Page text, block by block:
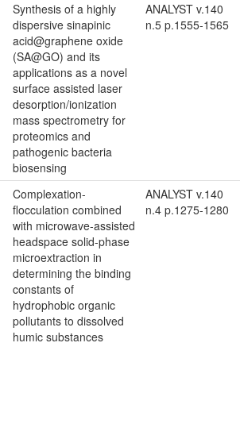
Synthesis of a highly
dispersive sinapinic
acid@graphene oxide
(SA@GO) and its
applications as a novel
surface assisted laser
desorption/ionization
mass spectrometry for
proteomics and
pathogenic bacteria
biosensing
ANALYST v.140
n.5 p.1555-1565
Complexation-
flocculation combined
with microwave-assisted
headspace solid-phase
microextraction in
determining the binding
constants of
hydrophobic organic
pollutants to dissolved
humic substances
ANALYST v.140
n.4 p.1275-1280